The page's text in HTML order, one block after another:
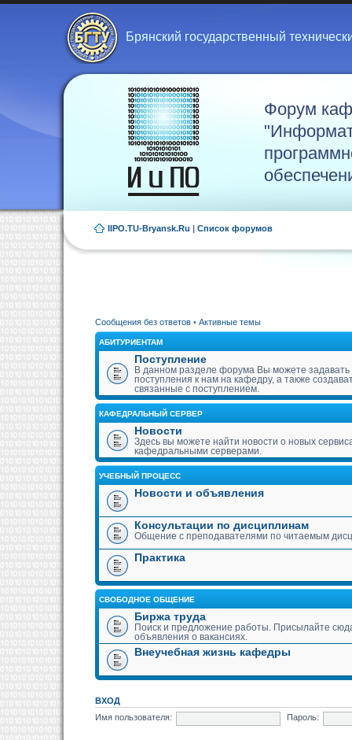
Брянский государственный
Форум
IIPO.TU-Bryansk.Ru | Список форумов
Сообщения без ответов • Активные темы
АБИТУРИЕНТАМ
Поступление
В данном разделе форума Вы можете
поступления к нам на кафедру, а также
связанные с поступлением.
КАФЕДРАЛЬНЫЙ СЕРВЕР
Новости
Здесь вы можете найти новости о новых
кафедральными серверами.
УЧЕБНЫЙ ПРОЦЕСС
Новости и объявления
Консультации по дисциплинам
Общение с преподавателями по читаемым
Практика
СВОБОДНОЕ ОБЩЕНИЕ
Биржа труда
Поиск и предложение работы. Присылайте
объявления о вакансиях.
Внеучебная жизнь кафедры
ВХОД
Имя пользователя:
Пароль: